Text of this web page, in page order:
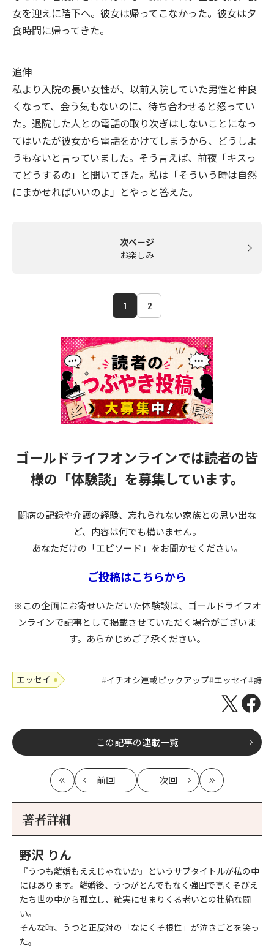
女を迎えに階下へ。彼女は帰ってこなかった。彼女は夕
食時間に帰ってきた。
追伸
私より入院の長い女性が、以前入院していた男性と仲良
くなって、会う気もないのに、待ち合わせると怒ってい
た。退院した人との電話の取り次ぎはしないことになっ
てはいたが彼女から電話をかけてしまうから、どうしよ
うもないと言っていました。そう言えば、前夜「キスっ
てどうするの」と聞いてきた。私は「そういう時は自然
にまかせればいいのよ」とやっと答えた。
次ページ
お楽しみ
1 2
ゴールドライフオンラインでは読者の皆
様の 「体験談」を募集しています。
闘病の記録や介護の経験、忘れられない家族との思い出な
ど、内容は何でも構いません。
あなただけの「エピソード」をお聞かせください。
ご投稿はこちらから
※この企画にお寄せいただいた体験談は、ゴールドライフオ
ンラインで記事として掲載させていただく場合がございま
す。あらかじめご了承ください。
エッセイ イチオシ連載ピックアップ エッセイ 詩
この記事の連載一覧
最
初
前回
記
次回
記
最
新
著者詳細
野沢 りん
『うつも離婚もええじゃないか』というサブタイトルが私の中
にはあります。離婚後、うつがとんでもなく強固で高くそびえ
たち世の中から孤立し、確実にせまりくる老いとの壮絶な闘
い。
そんな時、うつと正反対の「なにくそ根性」が泣きごとを笑っ
た。